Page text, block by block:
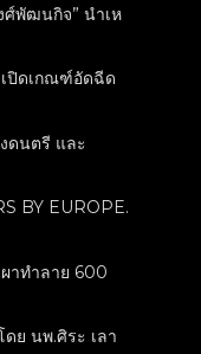
พัฒนกิจ” นำเห
ปิดเกณฑ์อัดฉีด
ดนตรี และ
BY EUROPE.
ผาทำลาย 600
ย นพ.ศิระ เลา